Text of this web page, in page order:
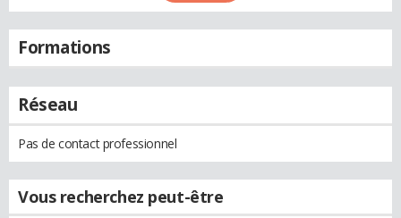
Formations
Réseau
Pas de contact professionnel
Vous recherchez peut-être